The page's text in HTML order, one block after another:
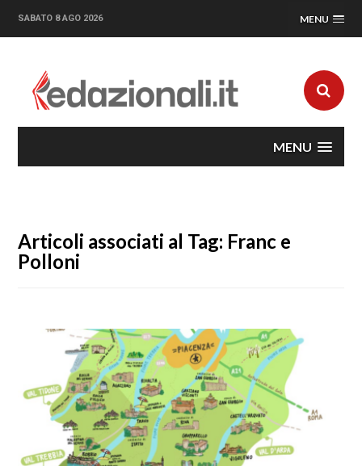
SABATO 8 AGO 2026 MENU
MENU
Articoli associati al Tag: Franc e
Polloni